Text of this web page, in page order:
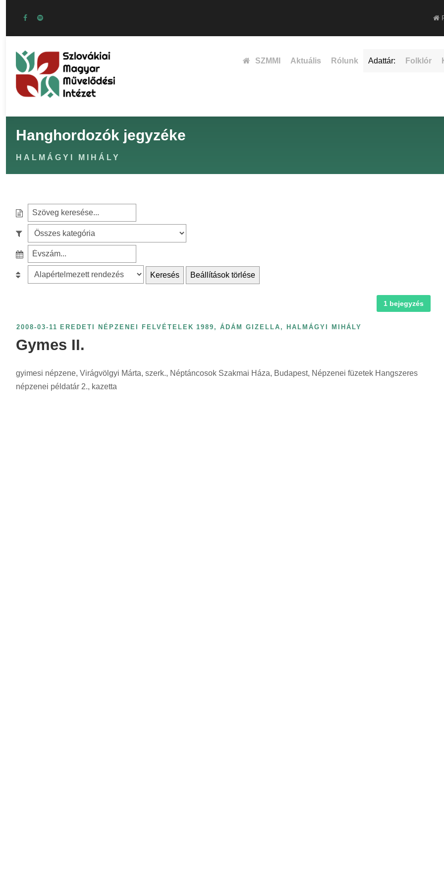
SZMMI Aktuális Rólunk Adattár: Folklór
Hanghordozók jegyzéke
HALMÁGYI MIHÁLY
e
c
:
z
é
a
e
ó
r
z
é
v
z
á
e
r
l
s
:
Keresés Beállítások törlése
1 bejegyzés
2008-03-11 EREDETI NÉPZENEI FELVÉTELEK 1989 , ÁDÁM GIZELLA , HALMÁGYI MIHÁLY
Gymes II.
gyimesi népzene, Virágvölgyi Márta, szerk., Néptáncosok Szakmai Háza, Budapest, Népzenei füzetek Hangszeres
népzenei példatár 2., kazetta